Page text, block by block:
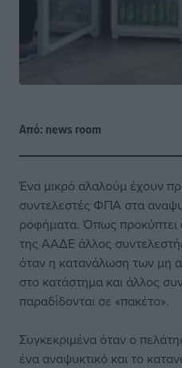
Από: news room
Ένα μικρό αλαλούμ έχουν
συντελεστές ΦΠΑ στα
ροφήματα. Όπως προκύπτει
της ΑΑΔΕ άλλος
όταν η κατανάλωση των μη
στο κατάστημα και άλλος
παραδίδονται σε «πακέτο».
Συγκεκριμένα όταν ο
ένα αναψυκτικό και το